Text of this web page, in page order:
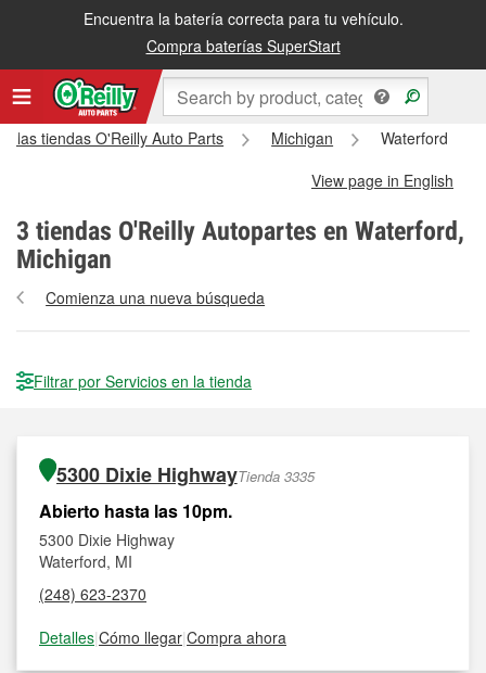
Encuentra la batería correcta para tu vehículo.
Compra baterías SuperStart
las tiendas O'Reilly Auto Parts Michigan
Waterford
View page in English
3 tiendas O'Reilly Autopartes en Waterford,
Michigan
Comienza una nueva búsqueda
Filtrar por Servicios en la tienda
5300 Dixie HighwayTienda 3335
Abierto hasta las 10pm.
5300 Dixie Highway
Waterford, MI
(248) 623-2370
Detalles|Cómo llegar|Compra ahora